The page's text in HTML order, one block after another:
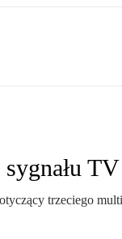
TV
trzeciego